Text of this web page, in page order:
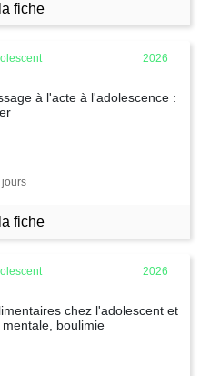
fiche
2026
à l'acte à l'adolescence :
jours
fiche
2026
chez l'adolescent et
boulimie